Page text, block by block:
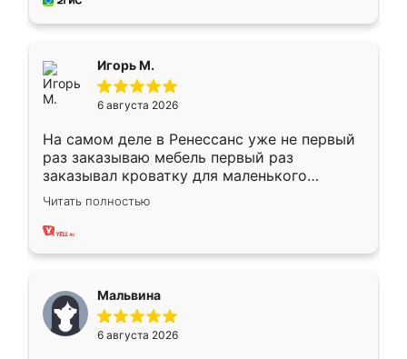
Игорь М.
6 августа 2026
На самом деле в Ренессанс уже не первый
раз заказываю мебель первый раз
заказывал кроватку для маленького
ребёнка при его рождении ,во второй раз
заказал шкаф-купе. По качеству очень
хорошее сборка достаточно быстрая,
меньше, здесь же он более разнообразный.
Мне нравится ,если что-то потребуется из
мебели буду заказывать только здесь.
Читать полностью
Мальвина
6 августа 2026